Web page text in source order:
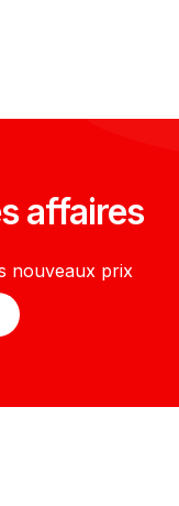
affaires
nouveaux prix